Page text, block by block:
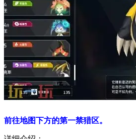
前往地图下方的第一禁猎区。